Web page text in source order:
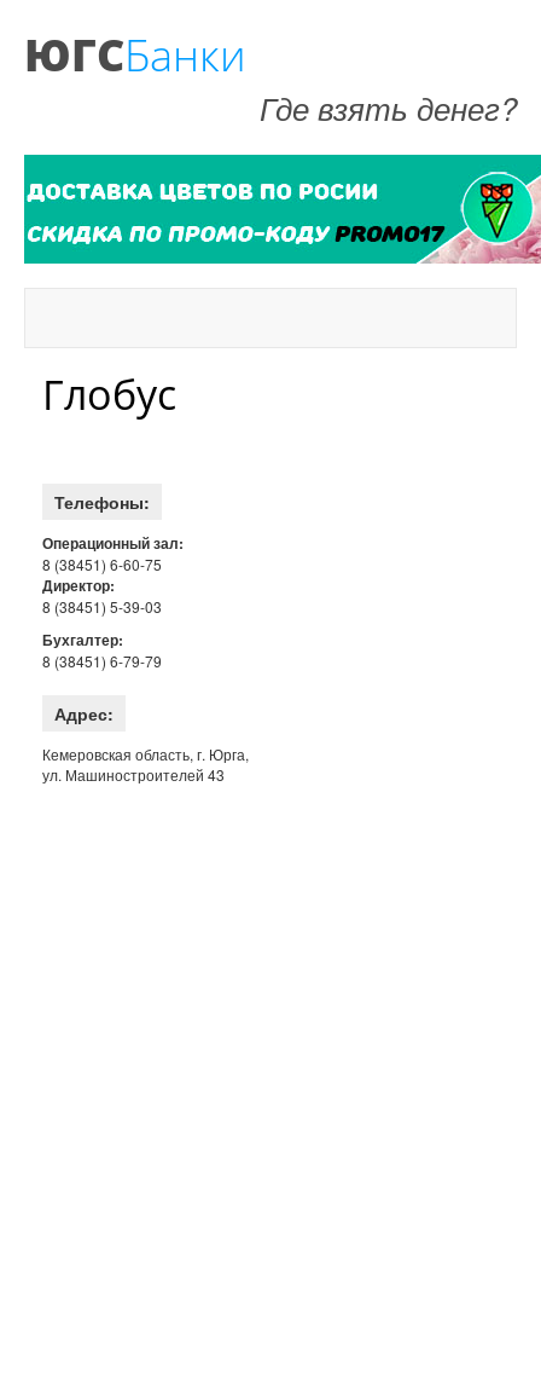
ЮГСБанки
Где взять денег?
Глобус
Телефоны:
Операционный зал:
8 (38451) 6-60-75
Директор:
8 (38451) 5-39-03
Бухгалтер:
8 (38451) 6-79-79
Адрес:
Кемеровская область, г. Юрга,
ул. Машиностроителей 43